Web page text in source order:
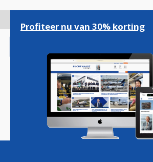
gaan
Magazine Podcasts
Profiteer nu van 30% korting